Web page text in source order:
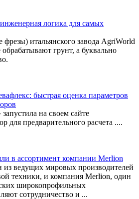
логика для самых
итальянского завода AgriWorld
грунт, а буквально
быстрая оценка параметров
на своем сайте
для предварительного расчета ....
в ассортимент компании Merlion
из ведущих мировых производителей
техники, и компания Merlion, один
широкопрофильных
сотрудничество и ...